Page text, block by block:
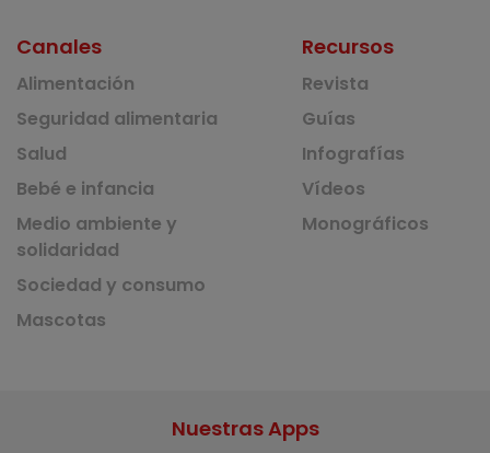
Canales
Alimentación
Seguridad alimentaria
Salud
Bebé e infancia
Medio ambiente y
solidaridad
Sociedad y consumo
Mascotas
Recursos
Revista
Guías
Infografías
Vídeos
Monográficos
Nuestras Apps